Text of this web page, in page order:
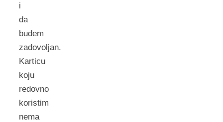
i
da
budem
zadovoljan.
Karticu
koju
redovno
koristim
nema